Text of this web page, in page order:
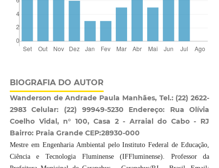
BIOGRAFIA DO AUTOR
Wanderson de Andrade Paula Manhães, Tel.: (22) 2622-
2983 Celular: (22) 99949-5230 Endereço: Rua Olívia
Coelho Vidal, n° 100, Casa 2 - Arraial do Cabo - RJ
Bairro: Praia Grande CEP:28930-000
Mestre em Engenharia Ambiental pelo Instituto Federal de Educação,
Ciência e Tecnologia Fluminense (IFFluminense). Professor da